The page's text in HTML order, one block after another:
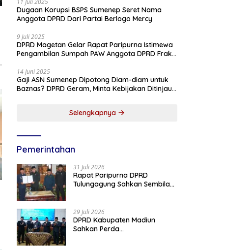
11 Juli 2025
Dugaan Korupsi BSPS Sumenep Seret Nama
Anggota DPRD Dari Partai Berlogo Mercy
9 Juli 2025
DPRD Magetan Gelar Rapat Paripurna Istimewa
Pengambilan Sumpah PAW Anggota DPRD Fraksi
14 Juni 2025
Gaji ASN Sumenep Dipotong Diam-diam untuk
Baznas? DPRD Geram, Minta Kebijakan Ditinjau
Selengkapnya
Pemerintahan
31 Juli 2026
Rapat Paripurna DPRD
Tulungagung Sahkan Sembilan
29 Juli 2026
DPRD Kabupaten Madiun
Sahkan Perda